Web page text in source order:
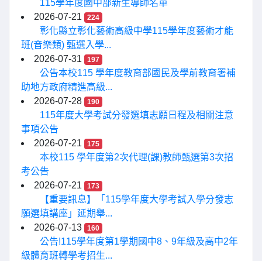
115學年度國中部新生導師名單
2026-07-21
224
彰化縣立彰化藝術高級中學115學年度藝術才能
班(音樂類) 甄選入學...
2026-07-31
197
公告本校115 學年度教育部國民及學前教育署補
助地方政府精進高級...
2026-07-28
190
115年度大學考試分發選填志願日程及相關注意
事項公告
2026-07-21
175
本校115 學年度第2次代理(課)教師甄選第3次招
考公告
2026-07-21
173
【重要訊息】「115學年度大學考試入學分發志
願選填講座」延期舉...
2026-07-13
160
公告!115學年度第1學期國中8、9年級及高中2年
級體育班轉學考招生...